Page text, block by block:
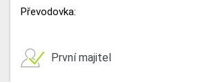
Převodovka:
První majitel